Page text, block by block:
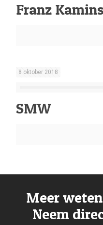
Franz
8 oktober 2018
SMW
Meer
Neem